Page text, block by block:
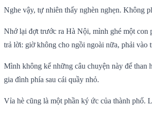
Nghe vậy, tự nhiên thấy nghèn nghẹn. Không
Nhớ lại đợt trước ra Hà Nội, mình ghé một con
trả lời: giờ không cho ngồi ngoài nữa, phải vào
Mình không kể những câu chuyện này để than
gia đình phía sau cái quầy nhỏ.
Vỉa hè cũng là một phần ký ức của thành phố.